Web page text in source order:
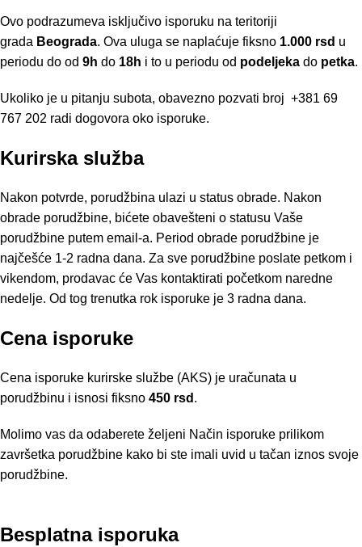
Ovo podrazumeva isključivo isporuku na teritoriji
grada Beograda. Ova uluga se naplaćuje fiksno 1.000 rsd u
periodu do od 9h do 18h i to u periodu od podeljeka do petka.
Ukoliko je u pitanju subota, obavezno pozvati broj +381 69
767 202 radi dogovora oko isporuke.
Kurirska služba
Nakon potvrde, porudžbina ulazi u status obrade. Nakon
obrade porudžbine, bićete obavešteni o statusu Vaše
porudžbine putem email-a. Period obrade porudžbine je
najčešće 1-2 radna dana. Za sve porudžbine poslate petkom i
vikendom, prodavac će Vas kontaktirati početkom naredne
nedelje. Od tog trenutka rok isporuke je 3 radna dana.
Cena isporuke
Cena isporuke kurirske službe (AKS) je uračunata u
porudžbinu i isnosi fiksno 450 rsd .
Molimo vas da odaberete željeni Način isporuke prilikom
završetka porudžbine kako bi ste imali uvid u tačan iznos svoje
porudžbine.
Besplatna isporuka